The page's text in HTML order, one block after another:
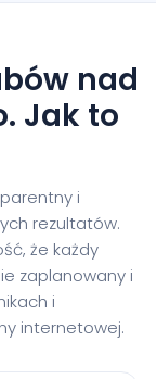
nad
Jak to
i
rezultatów.
że każdy
zaplanowany i
i
internetowej.